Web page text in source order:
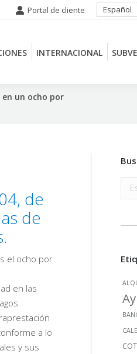
Portal de cliente Español
INTERNACIONAL
en un ocho por
de
de
el ocho por
en las
a lo
y sus